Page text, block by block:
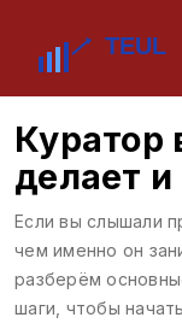
Куратор
делает
Если вы слышали
чем именно он
разберём
шаги, чтобы